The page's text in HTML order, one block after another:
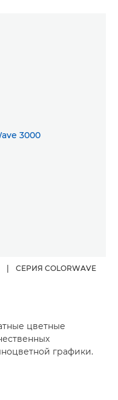
СЕРИЯ COLORWAVE
цветные
графики.